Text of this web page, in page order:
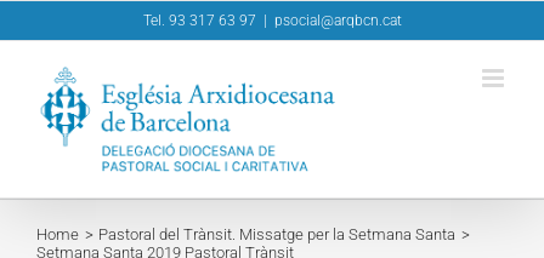
to
Tel. 93 317 63 97 psocial@arqbcn.cat
Home
Pastoral del Trànsit. Missatge per la Setmana Santa
Setmana Santa 2019 Pastoral Trànsit